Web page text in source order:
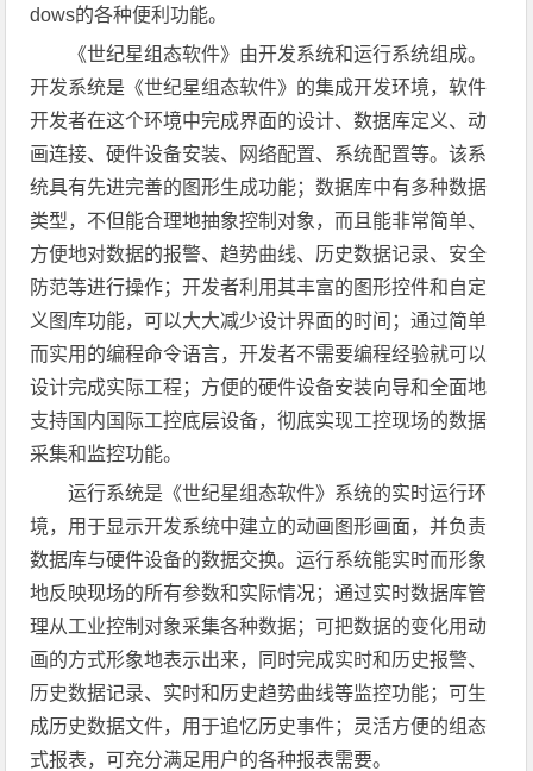
dows的各种便利功能。
《世纪星组态软件》由开发系统和运行系统组成。
开发系统是《世纪星组态软件》的集成开发环境，软件
开发者在这个环境中完成界面的设计、数据库定义、动
画连接、硬件设备安装、网络配置、系统配置等。该系
统具有先进完善的图形生成功能；数据库中有多种数据
类型，不但能合理地抽象控制对象，而且能非常简单、
方便地对数据的报警、趋势曲线、历史数据记录、安全
防范等进行操作；开发者利用其丰富的图形控件和自定
义图库功能，可以大大减少设计界面的时间；通过简单
而实用的编程命令语言，开发者不需要编程经验就可以
设计完成实际工程；方便的硬件设备安装向导和全面地
支持国内国际工控底层设备，彻底实现工控现场的数据
采集和监控功能。
运行系统是《世纪星组态软件》系统的实时运行环
境，用于显示开发系统中建立的动画图形画面，并负责
数据库与硬件设备的数据交换。运行系统能实时而形象
地反映现场的所有参数和实际情况；通过实时数据库管
理从工业控制对象采集各种数据；可把数据的变化用动
画的方式形象地表示出来，同时完成实时和历史报警、
历史数据记录、实时和历史趋势曲线等监控功能；可生
成历史数据文件，用于追忆历史事件；灵活方便的组态
式报表，可充分满足用户的各种报表需要。